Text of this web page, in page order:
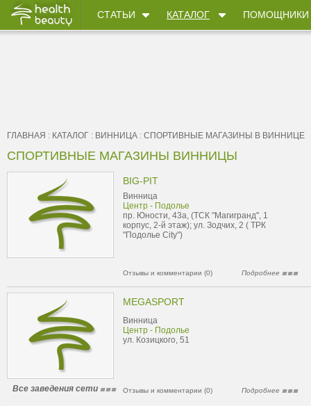
СТАТЬИ КАТАЛОГ ПОМОЩНИКИ
ГЛАВНАЯ : КАТАЛОГ : ВИННИЦА : CПОРТИВНЫЕ МАГАЗИНЫ В ВИННИЦЕ
CПОРТИВНЫЕ МАГАЗИНЫ ВИННИЦЫ
BIG-PIT
Винница
Центр - Подолье
пр. Юности, 43а, (ТСК "Магигранд", 1
корпус, 2-й этаж); ул. Зодчих, 2 ( ТРК
"Подолье City")
Отзывы и комментарии (0) Подробнее
MEGASPORT
Винница
Центр - Подолье
ул. Козицкого, 51
Все заведения сети Отзывы и комментарии (0) Подробнее